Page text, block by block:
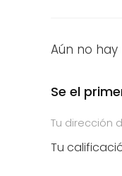
Aún no hay
Se el
Tu dirección
Tu